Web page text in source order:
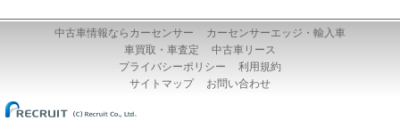
中古車情報ならカーセンサー
カーセンサーエッジ・輸入車
車買取・車査定
中古車リース
プライバシーポリシー
利用規約
サイトマップ
お問い合わせ